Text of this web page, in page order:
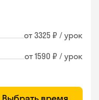
от 3325 ₽ / урок
от 1590 ₽ / урок